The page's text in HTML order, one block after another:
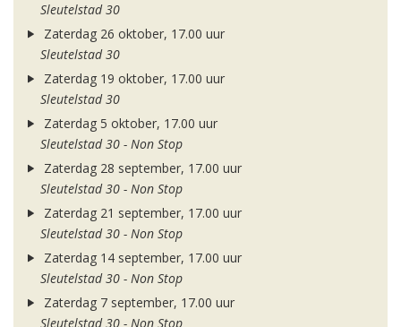
Sleutelstad 30
Zaterdag 26 oktober, 17.00 uur
Sleutelstad 30
Zaterdag 19 oktober, 17.00 uur
Sleutelstad 30
Zaterdag 5 oktober, 17.00 uur
Sleutelstad 30 - Non Stop
Zaterdag 28 september, 17.00 uur
Sleutelstad 30 - Non Stop
Zaterdag 21 september, 17.00 uur
Sleutelstad 30 - Non Stop
Zaterdag 14 september, 17.00 uur
Sleutelstad 30 - Non Stop
Zaterdag 7 september, 17.00 uur
Sleutelstad 30 - Non Stop